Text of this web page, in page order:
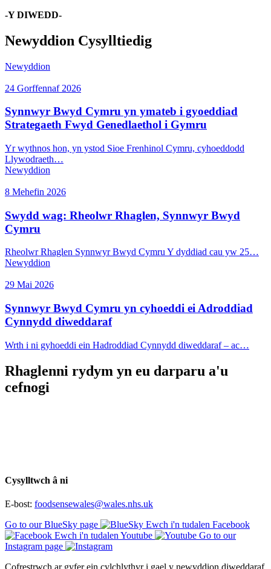
-Y DIWEDD-
Newyddion Cysylltiedig
Newyddion
24 Gorffennaf 2026
Synnwyr Bwyd Cymru yn ymateb i gyoeddiad
Strategaeth Fwyd Genedlaethol i Gymru
Yr wythnos hon, yn ystod Sioe Frenhinol Cymru, cyhoeddodd
Llywodraeth…
Newyddion
8 Mehefin 2026
Swydd wag: Rheolwr Rhaglen, Synnwyr Bwyd
Cymru
Rheolwr Rhaglen Synnwyr Bwyd Cymru Y dyddiad cau yw 25…
Newyddion
29 Mai 2026
Synnwyr Bwyd Cymru yn cyhoeddi ei Adroddiad
Cynnydd diweddaraf
Wrth i ni gyhoeddi ein Hadroddiad Cynnydd diweddaraf – ac…
Rhaglenni rydym yn eu darparu a'u
cefnogi
Cysylltwch â ni
E-bost: foodsensewales@wales.nhs.uk
Go to our BlueSky page
Ewch i'n tudalen Facebook
Ewch i'n tudalen Youtube
Go to our
Instagram page